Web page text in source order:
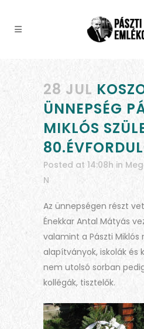
28 JUL
ÜNNEPSÉG
MIKLÓS
Posted at 14:08h in
N
Az ünnepségen részt
Énekkar Antal Mátyás
valamint a Pászti Miklós
alapítványok, iskolák és
nem utolsó sorban
kollégák, tisztelők.